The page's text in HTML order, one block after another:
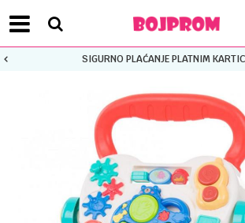
SIGURNO PLAĆANJE PLATNIM